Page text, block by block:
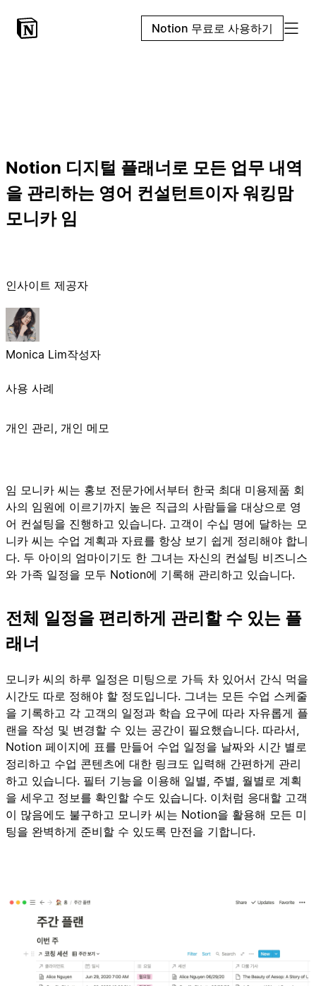
Notion 무료로 사용하기
Notion 디지털 플래너로 모든 업무 내역
을 관리하는 영어 컨설턴트이자 워킹맘
모니카 임
임 모니카 씨는 홍보 전문가에서부터 한국 최대 미용제품 회
사의 임원에 이르기까지 높은 직급의 사람들을 대상으로 영
어 컨설팅을 진행하고 있습니다. 고객이 수십 명에 달하는 모
니카 씨는 수업 계획과 자료를 항상 보기 쉽게 정리해야 합니
다. 두 아이의 엄마이기도 한 그녀는 자신의 컨설팅 비즈니스
와 가족 일정을 모두 Notion에 기록해 관리하고 있습니다.
전체 일정을 편리하게 관리할 수 있는 플
래너
모니카 씨의 하루 일정은 미팅으로 가득 차 있어서 간식 먹을
시간도 따로 정해야 할 정도입니다. 그녀는 모든 수업 스케줄
을 기록하고 각 고객의 일정과 학습 요구에 따라 자유롭게 플
랜을 작성 및 변경할 수 있는 공간이 필요했습니다. 따라서,
Notion 페이지에 표를 만들어 수업 일정을 날짜와 시간 별로
정리하고 수업 콘텐츠에 대한 링크도 입력해 간편하게 관리
하고 있습니다. 필터 기능을 이용해 일별, 주별, 월별로 계획
을 세우고 정보를 확인할 수도 있습니다. 이처럼 응대할 고객
이 많음에도 불구하고 모니카 씨는 Notion을 활용해 모든 미
팅을 완벽하게 준비할 수 있도록 만전을 기합니다.
인사이트 제공자
Monica Lim작성자
사용 사례
개인 관리, 개인 메모